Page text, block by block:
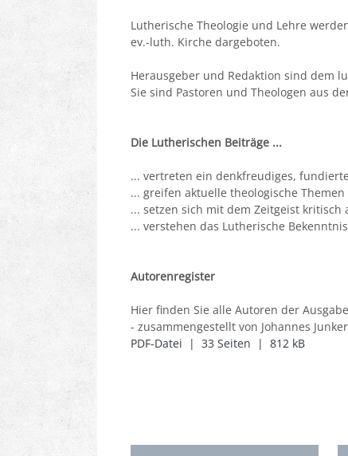
Lutherische Theologie und Lehre
ev.-luth. Kirche dargeboten.
Herausgeber und Redaktion sind dem
Sie sind Pastoren und Theologen aus
Die Lutherischen Beiträge ...
... vertreten ein denkfreudiges,
... greifen aktuelle theologische Themen
... setzen sich mit dem Zeitgeist kritisch
... verstehen das Lutherische
Autorenregister
Hier finden Sie alle Autoren der
- zusammengestellt von Johannes
PDF-Datei | 33 Seiten | 812 kB